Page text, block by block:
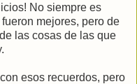
No siempre es
mejores, pero de
las cosas de las que
esos recuerdos, pero